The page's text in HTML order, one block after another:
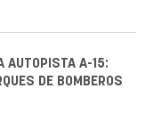
AUTOPISTA A-15:
DE BOMBEROS